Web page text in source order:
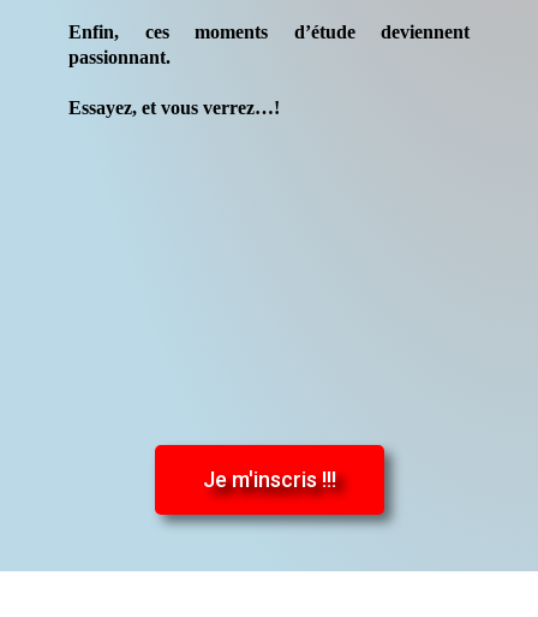
Enfin, ces moments d’étude deviennent
passionnant.
Essayez, et vous verrez…!
Je m'inscris !!!